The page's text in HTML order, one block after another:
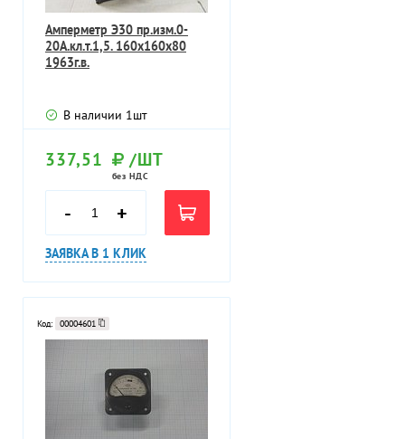
Амперметр Э30 пр.изм.0-
20А.кл.т.1,5. 160х160х80
1963г.в.
В наличии 1шт
337,51 /ШТ
без НДС
- +
ЗАЯВКА В 1 КЛИК
Код: 00004601